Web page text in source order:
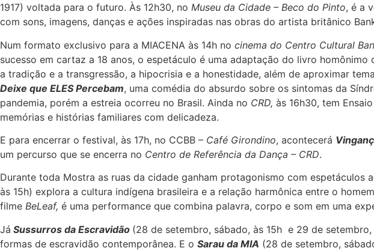
1917) voltada para o futuro. Às 12h30, no Museu da Cidade – Beco do Pinto, é a
com sons, imagens, danças e ações inspiradas nas obras do artista britânico
Num formato exclusivo para a MIACENA às 14h no cinema do Centro Cultural
sucesso em cartaz a 18 anos, o espetáculo é uma adaptação do livro
a tradição e a transgressão, a hipocrisia e a honestidade, além de aproximar
Deixe que ELES Percebam, uma comédia do absurdo sobre os sintomas da
pandemia, porém a estreia ocorreu no Brasil. Ainda no CRD, às 16h30, tem
memórias e histórias familiares com delicadeza.
E para encerrar o festival, às 17h, no CCBB – Café Girondino, acontecerá
um percurso que se encerra no Centro de Referência da Dança – CRD.
Durante toda Mostra as ruas da cidade ganham protagonismo com espetáculos
às 15h) explora a cultura indígena brasileira e a relação harmônica entre o
filme BeLeaf, é uma performance que combina palavra, corpo e som em uma
Já Sussurros da Escravidão (28 de setembro, sábado, às 15h e 29 de
formas de escravidão contemporânea. E o Sarau da MIA (28 de setembro,